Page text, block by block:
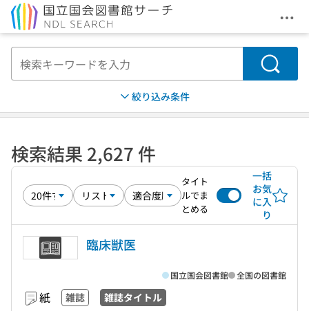
メ
検索
絞り込み条件
検索結果 2,627 件
タイト
ルでま
とめる
一括
お気
に入
り
臨床獣医
紙 雑誌 雑誌タイトル
国立国会図書館 全国の図書館